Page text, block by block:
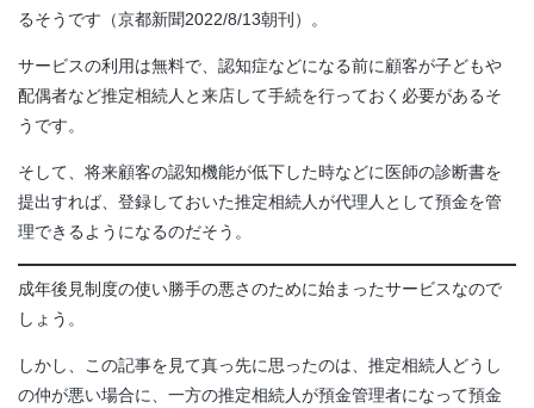
るそうです（京都新聞2022/8/13朝刊）。
サービスの利用は無料で、認知症などになる前に顧客が子どもや
配偶者など推定相続人と来店して手続を行っておく必要があるそ
うです。
そして、将来顧客の認知機能が低下した時などに医師の診断書を
提出すれば、登録しておいた推定相続人が代理人として預金を管
理できるようになるのだそう。
成年後見制度の使い勝手の悪さのために始まったサービスなので
しょう。
しかし、この記事を見て真っ先に思ったのは、推定相続人どうし
の仲が悪い場合に、一方の推定相続人が預金管理者になって預金